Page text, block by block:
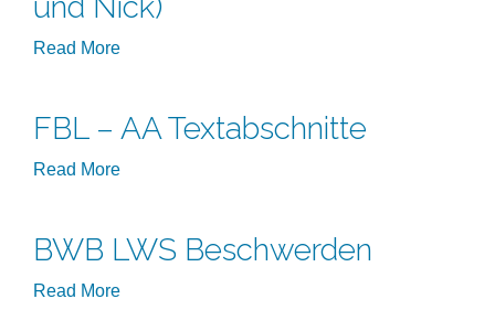
Read More
FBL – AA Textabschnitte
Read More
BWB LWS Beschwerden
Read More